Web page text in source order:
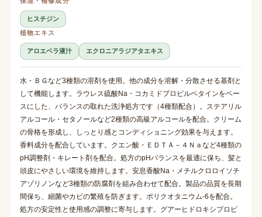
ヒスチジン
植物エキス
アロエベラ液汁 エクロニアラジアタエキス
水・ＢＧなど3種類の溶剤を使用。他の成分を溶解・分散させる基剤と
して機能します。ラウレス硫酸Na・コカミドプロピルベタインをベー
スにした、バランスの取れた洗浄処方です（4種類配合）。ステアリル
アルコール・セタノールなど2種類の高級アルコールを配合。クリーム
の骨格を形成し、しっとり感とコンディショニング効果を与えます。
香料成分を配合しています。クエン酸・ＥＤＴＡ－４Ｎａなど4種類の
pH調整剤・キレート剤を配合。処方のpHバランスを最適に保ち、髪と
頭皮にやさしい環境を維持します。安息香酸Na・メチルクロロイソチ
アゾリノンなど3種類の防腐剤を組み合わせて配合。製品の品質を長期
間保ち、細菌やカビの繁殖を防ぎます。ポリクオタニウム-6を配合。
処方の安定性と使用感の調整に寄与します。グアーヒドロキシプロピ